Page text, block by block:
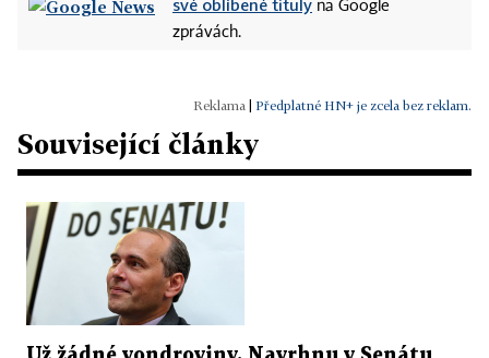
své oblíbené tituly na Google
zprávách.
Předplatné HN+ je zcela bez reklam.
Související články